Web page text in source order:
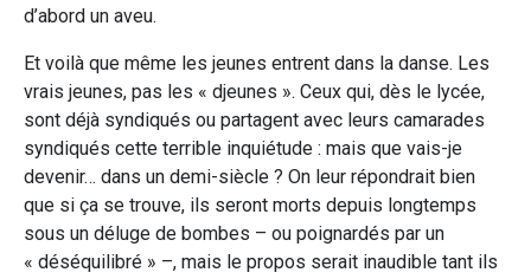
d’abord un aveu.
Et voilà que même les jeunes entrent dans la danse. Les
vrais jeunes, pas les « djeunes ». Ceux qui, dès le lycée,
sont déjà syndiqués ou partagent avec leurs camarades
syndiqués cette terrible inquiétude : mais que vais-je
devenir… dans un demi-siècle ? On leur répondrait bien
que si ça se trouve, ils seront morts depuis longtemps
sous un déluge de bombes – ou poignardés par un
« déséquilibré » –, mais le propos serait inaudible tant ils